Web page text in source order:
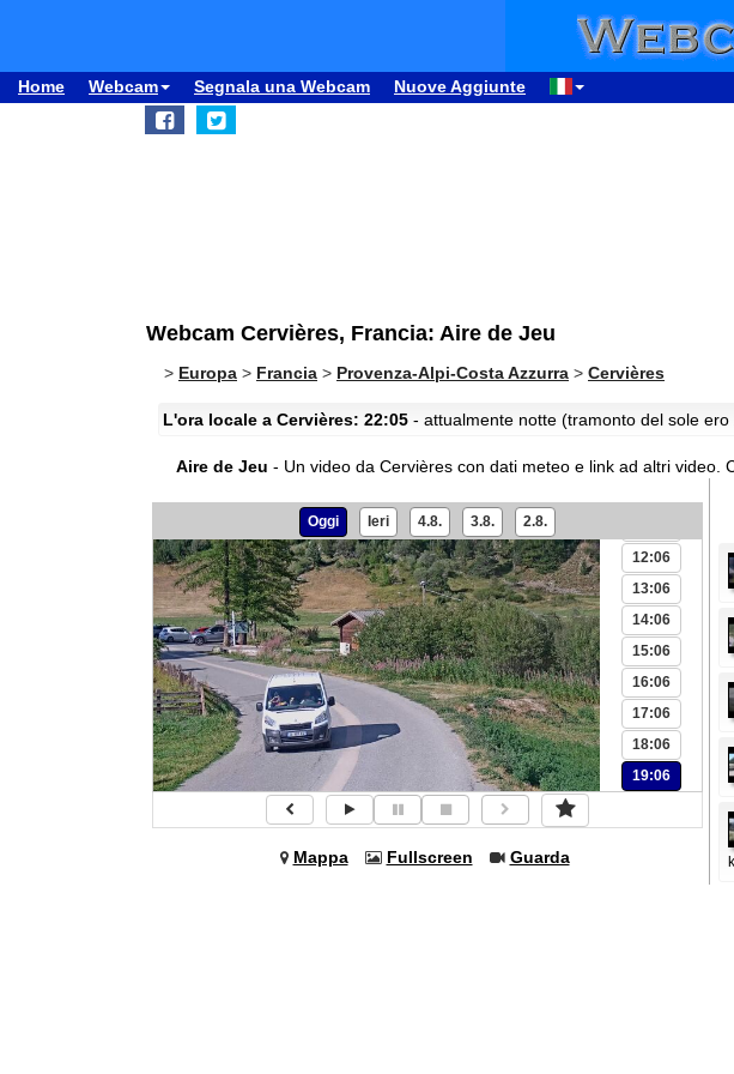
Home Webcam Segnala una Webcam Nuove Aggiunte
Webcam Cervières, Francia: Aire de Jeu
> Europa > Francia > Provenza-Alpi-Costa Azzurra > Cervières
L'ora locale a Cervières: 22:05 - attualmente notte (tramonto del sole
Aire de Jeu - Un video da Cervières con dati meteo e link ad altri video.
Oggi Ieri 4.8. 3.8. 2.8.
09:06
12:06
13:06
14:06
15:06
16:06
17:06
18:06
19:06
Mappa Fullscreen Guarda